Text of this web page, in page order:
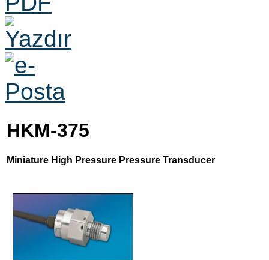
HKM-375
Miniature High Pressure Pressure Transducer